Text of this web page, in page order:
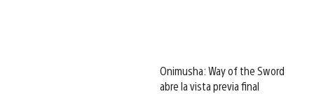
Onimusha: Way of the Sword
abre la vista previa final